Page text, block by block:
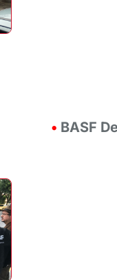
• BASF